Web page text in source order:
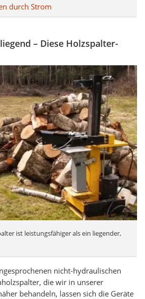
durch Strom
– Diese Holzspalter-
ist leistungsfähiger als ein liegender,
nicht-hydraulischen
die wir in unserer
behandeln, lassen sich die Geräte